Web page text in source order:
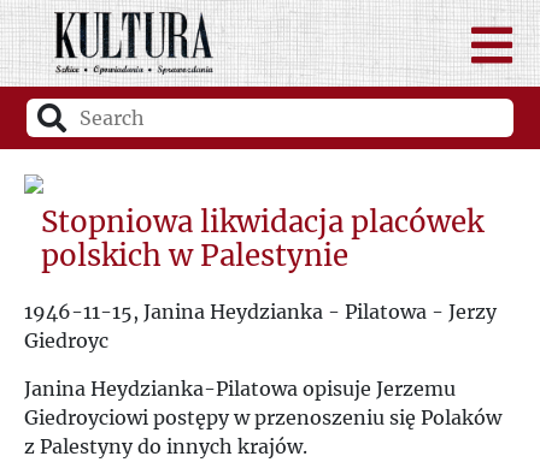
Stopniowa likwidacja placówek
polskich w Palestynie
1946-11-15, Janina Heydzianka - Pilatowa - Jerzy
Giedroyc
Janina Heydzianka-Pilatowa opisuje Jerzemu
Giedroyciowi postępy w przenoszeniu się Polaków
z Palestyny do innych krajów.